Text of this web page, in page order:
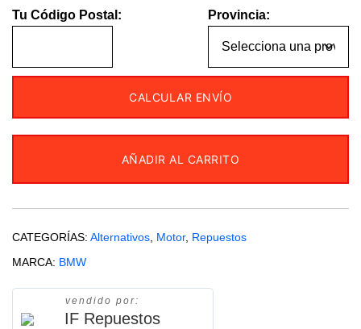
Tu Código Postal: Provincia:
CALCULAR ENVÍO
AÑADIR AL CARRITO
CATEGORÍAS: Alternativos Motor, Repuestos
MARCA: BMW
vendido por:
IF Repuestos